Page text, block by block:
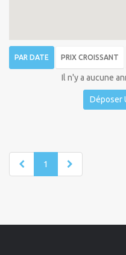
PAR DATE PRIX CROISSANT
Il n'y a aucune
Déposer
1